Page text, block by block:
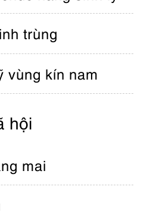
trùng
vùng kín nam
hội
mai